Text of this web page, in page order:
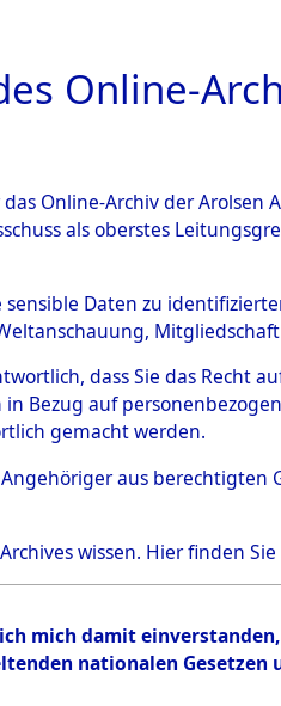
ARCHIVALE
Person
Online-
Online-Archiv der
als oberstes
sensible Daten zu
dass Sie das
Bezug auf
gemacht werden.
Angehöriger aus
wissen. Hierfinden Sie
mich damit
nationalen